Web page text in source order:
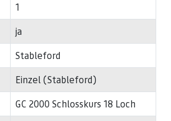
1
ja
Stableford
Einzel (Stableford)
GC 2000 Schlosskurs 18 Loch